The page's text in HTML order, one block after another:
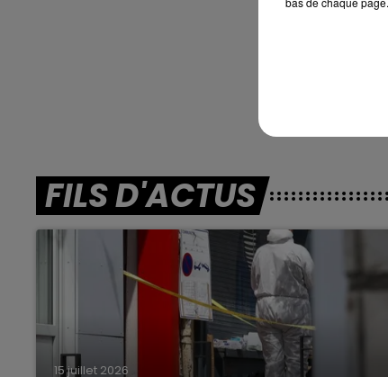
FILS D'ACTUS
15 juillet 2026